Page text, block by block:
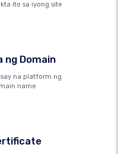
ito sa iyong site
ng Domain
na platform ng
name